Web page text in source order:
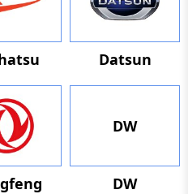
Datsun
DW
DW